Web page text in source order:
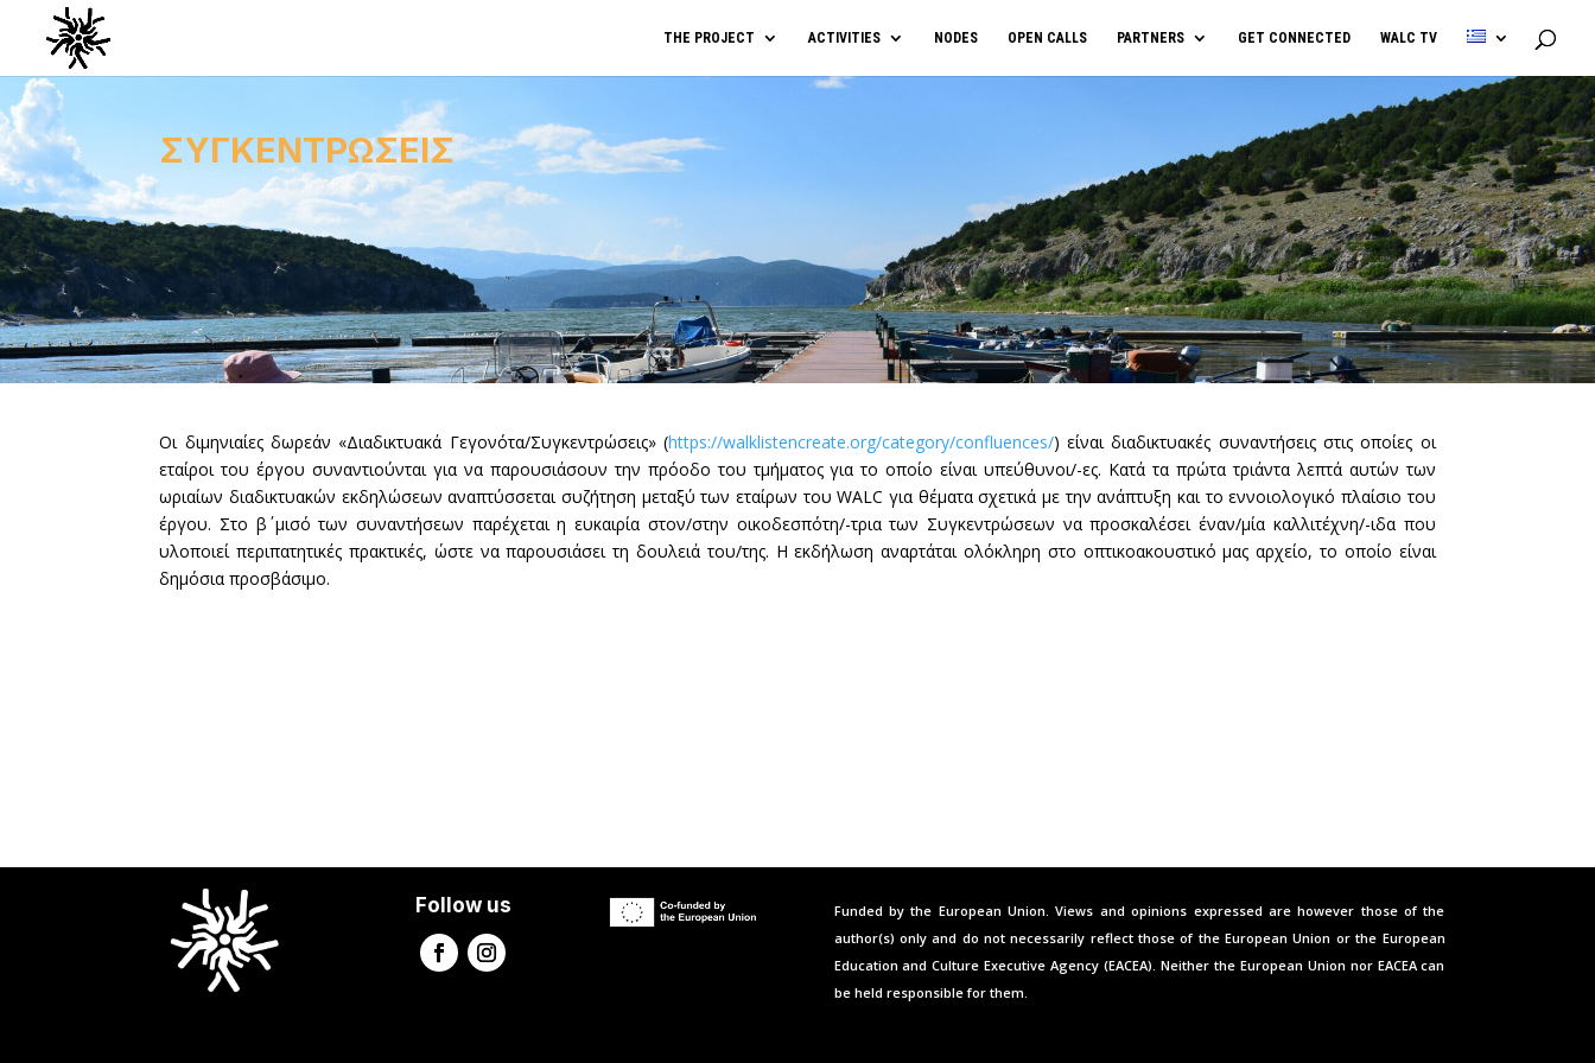
THE PROJECT ACTIVITIES NODES OPEN CALLS PARTNERS GET CONNECTED WALC TV
ΣΥΓΚΕΝΤΡΩΣΕΙΣ
Οι διμηνιαίες δωρεάν «Διαδικτυακά Γεγονότα/Συγκεντρώσεις» (https://walklistencreate.org/category/confluences/) είναι διαδικτυακές συναντήσεις στις οποίες οι
εταίροι του έργου συναντιούνται για να παρουσιάσουν την πρόοδο του τμήματος για το οποίο είναι υπεύθυνοι/-ες. Κατά τα πρώτα τριάντα λεπτά αυτών των
ωριαίων διαδικτυακών εκδηλώσεων αναπτύσσεται συζήτηση μεταξύ των εταίρων του WALC για θέματα σχετικά με την ανάπτυξη και το εννοιολογικό πλαίσιο του
έργου. Στο β΄ μισό των συναντήσεων παρέχεται η ευκαιρία στον/στην οικοδεσπότη/-τρια των Συγκεντρώσεων να προσκαλέσει έναν/μία καλλιτέχνη/-ιδα που
υλοποιεί περιπατητικές πρακτικές, ώστε να παρουσιάσει τη δουλειά του/της. Η εκδήλωση αναρτάται ολόκληρη στο οπτικοακουστικό μας αρχείο, το οποίο είναι
δημόσια προσβάσιμο.
Follow us
Funded by the European Union. Views and opinions expressed are however those of the
author(s) only and do not necessarily reflect those of the European Union or the European
Education and Culture Executive Agency (EACEA). Neither the European Union nor EACEA can
be held responsible for them.